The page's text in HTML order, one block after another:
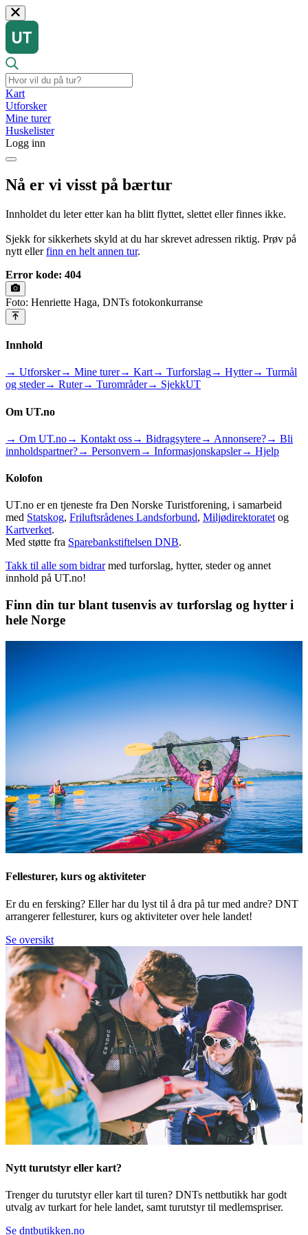
Kart
Utforsker
Mine turer
Huskelister
Logg inn
Nå er vi visst på bærtur
Innholdet du leter etter kan ha blitt flyttet, slettet eller finnes ikke.
Sjekk for sikkerhets skyld at du har skrevet adressen riktig. Prøv på
nytt eller finn en helt annen tur.
Error kode: 404
Foto: Henriette Haga, DNTs fotokonkurranse
Innhold
→ Utforsker→ Mine turer→ Kart→ Turforslag→ Hytter→ Turmål
og steder→ Ruter→ Turområder→ SjekkUT
Om UT.no
→ Om UT.no→ Kontakt oss→ Bidragsytere→ Annonsere?→ Bli
innholdspartner?→ Personvern → Informasjonskapsler→ Hjelp
Kolofon
UT.no er en tjeneste fra Den Norske Turistforening, i samarbeid
med Statskog, Friluftsrådenes Landsforbund, Miljødirektoratet og
Kartverket.
Med støtte fra Sparebankstiftelsen DNB.
Takk til alle som bidrar med turforslag, hytter, steder og annet
innhold på UT.no!
Finn din tur blant tusenvis av turforslag og hytter i
hele Norge
Fellesturer, kurs og aktiviteter
Er du en fersking? Eller har du lyst til å dra på tur med andre? DNT
arrangerer fellesturer, kurs og aktiviteter over hele landet!
Se oversikt
Nytt turutstyr eller kart?
Trenger du turutstyr eller kart til turen? DNTs nettbutikk har godt
utvalg av turkart for hele landet, samt turutstyr til medlemspriser.
Se dntbutikken.no